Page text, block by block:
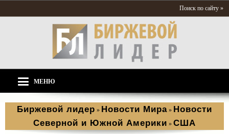
Поиск по сайту »
МЕНЮ
Биржевой лидер » Новости Мира » Новости
Северной и Южной Америки » США